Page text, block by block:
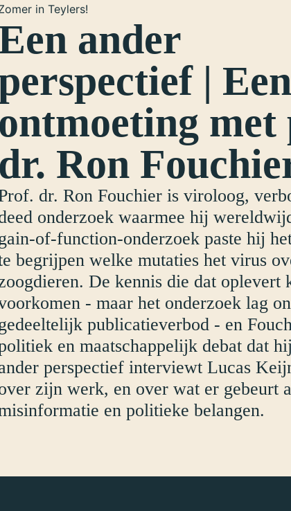
in Teylers!
ander
| Een
ontmoeting met
dr. Ron
dr. Ron Fouchier is viroloog,
onderzoek waarmee hij
of-function-onderzoek paste hij
begrijpen welke mutaties het virus
De kennis die dat oplevert
- maar het onderzoek lag
publicatieverbod - en
en maatschappelijk debat dat
perspectief interviewt Lucas
zijn werk, en over wat er gebeurt
en politieke belangen.